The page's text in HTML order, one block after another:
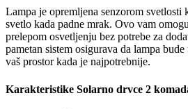
Lampa je opremljena senzorom
svetlo kada padne mrak. Ovo vam
prelepom osvetljenju bez potrebe za
pametan sistem osigurava da lampa
vaš prostor kada je najpotrebnije.
Karakteristike Solarno drvce 2